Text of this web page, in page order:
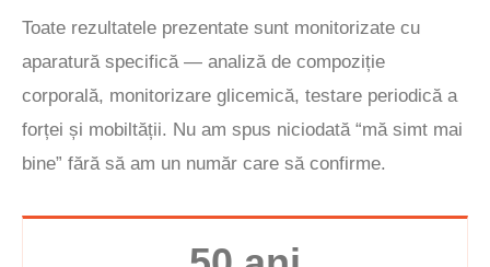
Toate rezultatele prezentate sunt monitorizate cu
aparatură specifică — analiză de compoziție
corporală, monitorizare glicemică, testare periodică a
forței și mobiltății. Nu am spus niciodată “mă simt mai
bine” fără să am un număr care să confirme.